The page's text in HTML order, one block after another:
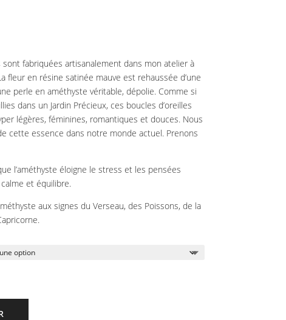
sont fabriquées artisanalement dans mon atelier à
fleur en résine satinée mauve est rehaussée d’une
perle en améthyste véritable, dépolie. Comme si
dans un Jardin Précieux, ces boucles d’oreilles
légères, féminines, romantiques et douces. Nous
cette essence dans notre monde actuel. Prenons
l’améthyste éloigne le stress et les pensées
et équilibre.
aux signes du Verseau, des Poissons, de la